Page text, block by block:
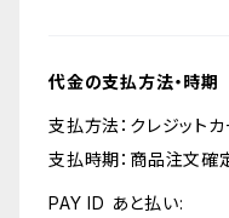
代金の支払方法・時期
支払方法：クレジット
支払時期：商品注文確
PAY ID あと払い: